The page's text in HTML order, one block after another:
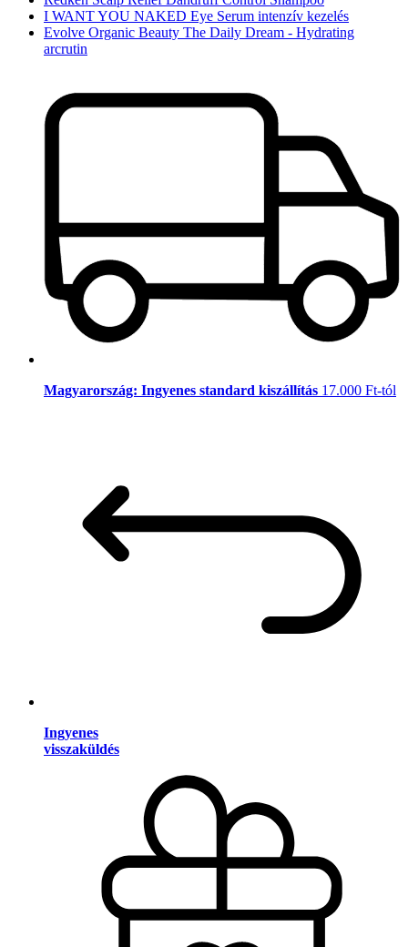
I WANT YOU NAKED Eye Serum intenzív kezelés
Evolve Organic Beauty The Daily Dream - Hydrating
arcrutin
Magyarország: Ingyenes standard kiszállítás 17.000 Ft-tól
Ingyenes
visszaküldés